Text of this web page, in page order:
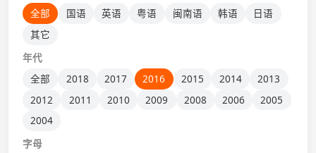
全部
国语 英语 粤语 闽南语 韩语
日语
其它
年代
全部
2018 2017 2016 2015 2014
2013
2012
2011 2010 2009 2008 2006
2005
2004
字母